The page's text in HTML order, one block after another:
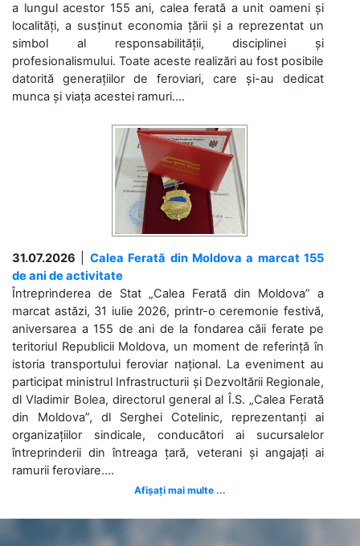
a lungul acestor 155 ani, calea ferată a unit oameni și
localități, a susținut economia țării și a reprezentat un
simbol al responsabilității, disciplinei și
profesionalismului. Toate aceste realizări au fost posibile
datorită generațiilor de feroviari, care și-au dedicat
munca și viața acestei ramuri....
31.07.2026
Calea Ferată din Moldova a marcat 155
de ani de activitate
Întreprinderea de Stat „Calea Ferată din Moldova” a
marcat astăzi, 31 iulie 2026, printr-o ceremonie festivă,
aniversarea a 155 de ani de la fondarea căii ferate pe
teritoriul Republicii Moldova, un moment de referință în
istoria transportului feroviar național. La eveniment au
participat ministrul Infrastructurii și Dezvoltării Regionale,
dl Vladimir Bolea, directorul general al Î.S. „Calea Ferată
din Moldova”, dl Serghei Cotelinic, reprezentanți ai
organizațiilor sindicale, conducători ai sucursalelor
întreprinderii din întreaga țară, veterani și angajați ai
ramurii feroviare....
Afișați mai multe ...